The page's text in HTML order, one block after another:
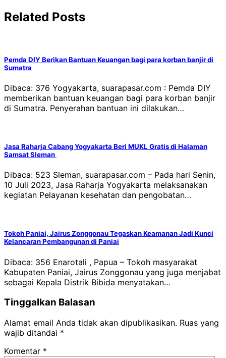
Related Posts
Pemda DIY Berikan Bantuan Keuangan bagi para korban banjir di
Sumatra
Dibaca: 376 Yogyakarta, suarapasar.com : Pemda DIY
memberikan bantuan keuangan bagi para korban banjir
di Sumatra. Penyerahan bantuan ini dilakukan…
Jasa Raharja Cabang Yogyakarta Beri MUKL Gratis di Halaman
Samsat Sleman
Dibaca: 523 Sleman, suarapasar.com – Pada hari Senin,
10 Juli 2023, Jasa Raharja Yogyakarta melaksanakan
kegiatan Pelayanan kesehatan dan pengobatan…
Tokoh Paniai, Jairus Zonggonau Tegaskan Keamanan Jadi Kunci
Kelancaran Pembangunan di Paniai
Dibaca: 356 Enarotali , Papua – Tokoh masyarakat
Kabupaten Paniai, Jairus Zonggonau yang juga menjabat
sebagai Kepala Distrik Bibida menyatakan…
Tinggalkan Balasan
Alamat email Anda tidak akan dipublikasikan. Ruas yang
wajib ditandai *
Komentar *